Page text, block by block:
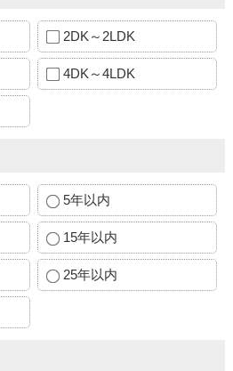
2DK～2LDK
4DK～4LDK
5年以内
15年以内
25年以内